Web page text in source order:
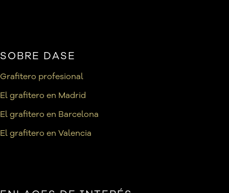
SOBRE DASE
Grafitero profesional
El grafitero en Madrid
El grafitero en Barcelona
El grafitero en Valencia